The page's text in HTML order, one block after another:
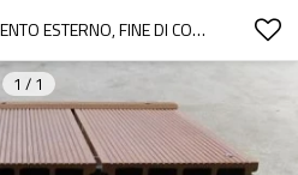
IMPERMEABILE PAVIMENTO ESTERNO, FINE DI COPERTURA PER IL DECKING DI WPC
1 / 1